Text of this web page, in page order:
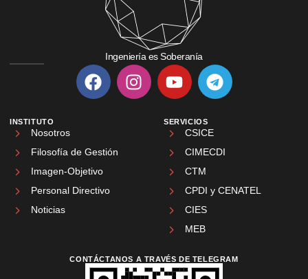
Ingeniería es Soberanía
INSTITUTO
Nosotros
Filosofía de Gestión
Imagen-Objetivo
Personal Directivo
Noticias
SERVICIOS
CSICE
CIMECDI
CTM
CPDI y CENATEL
CIES
MEB
CONTÁCTANOS A TRAVÉS DE TELEGRAM